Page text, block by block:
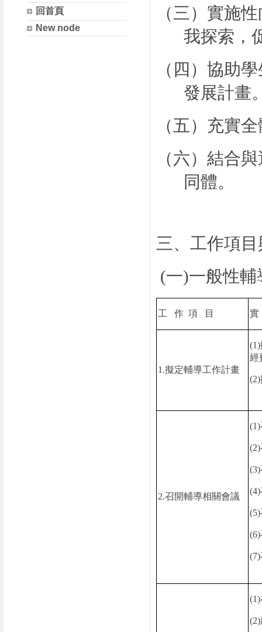
回首頁
New node
（三）實施
我探索，
（四）協助
發展計畫
（五）充實
（六）結合
同體。
三、工作項
(一)一般性輔
工 作 項 目
1.擬定輔導工作計畫
(1)
經
(2)
2.召開輔導相關會議
(1)
(2)
(3)
(4)
(5)
(6)
(7)
(1)
(2)